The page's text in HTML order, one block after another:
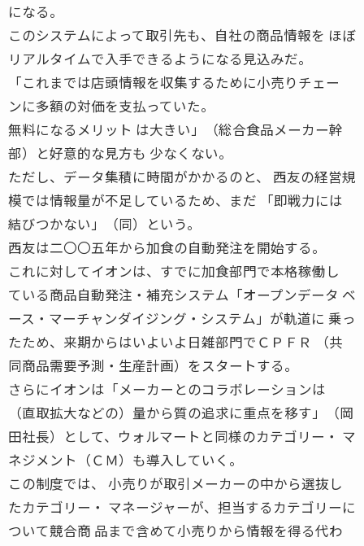
になる。
このシステムによって取引先も、自社の商品情報を ほぼ
リアルタイムで入手できるようになる見込みだ。
「これまでは店頭情報を収集するために小売りチェー
ンに多額の対価を支払っていた。
無料になるメリット は大きい」（総合食品メーカー幹
部）と好意的な見方も 少なくない。
ただし、データ集積に時間がかかるのと、 西友の経営規
模では情報量が不足しているため、まだ 「即戦力には
結びつかない」（同）という。
西友は二〇〇五年から加食の自動発注を開始する。
これに対してイオンは、すでに加食部門で本格稼働し
ている商品自動発注・補充システム「オープンデータ ベ
ース・マーチャンダイジング・システム」が軌道に 乗っ
たため、来期からはいよいよ日雑部門でＣＰＦＲ （共
同商品需要予測・生産計画）をスタートする。
さらにイオンは「メーカーとのコラボレーションは
（直取拡大などの）量から質の追求に重点を移す」（岡
田社長）として、ウォルマートと同様のカテゴリー・ マ
ネジメント（ＣＭ）も導入していく。
この制度では、 小売りが取引メーカーの中から選抜し
たカテゴリー・ マネージャーが、担当するカテゴリーに
ついて競合商 品まで含めて小売りから情報を得る代わ